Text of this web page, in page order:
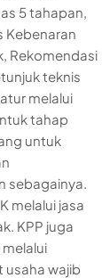
5 tahapan,
Kebenaran
Rekomendasi
teknis
melalui
tahap
untuk
sebagainya.
melalui jasa
KPP juga
usaha wajib